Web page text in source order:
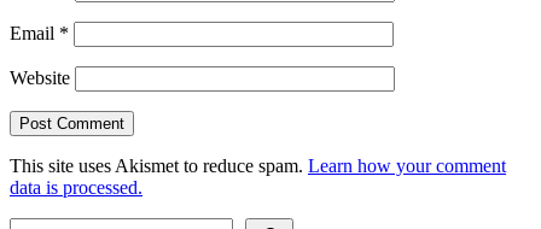
Email *
Website
This site uses Akismet to reduce spam. Learn how your comment
data is processed.